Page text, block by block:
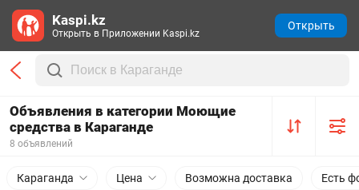
Объявления в категории Моющие
средства в Караганде
8 объявлений
Караганда Цена Возможна доставка Есть
Kaspi.kz
Открыть в Приложении Kaspi.kz
Открыть